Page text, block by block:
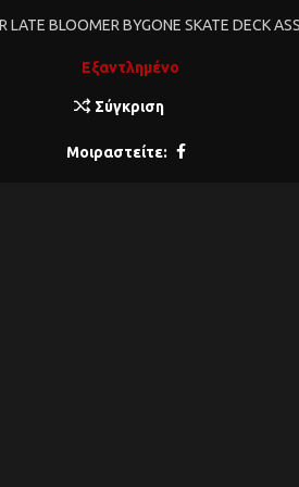
LATE BLOOMER BYGONE SKATE DECK
Εξαντλημένο
Σύγκριση
Μοιραστείτε: